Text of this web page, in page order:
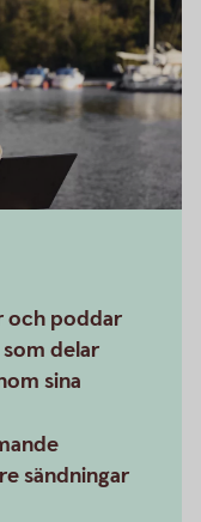
och poddar
delar
sina
sändningar